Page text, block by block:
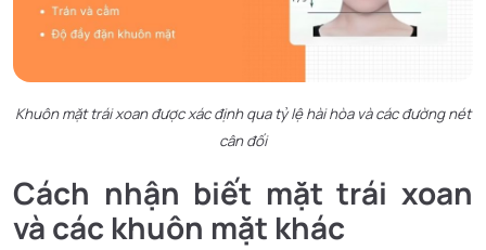
Khuôn mặt trái xoan được xác định qua tỷ lệ hài hòa và các đường nét
cân đối
Cách nhận biết mặt trái xoan
và các khuôn mặt khác